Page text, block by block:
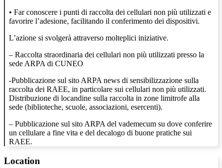
• Far conoscere i punti di raccolta dei cellulari non più utilizzati e
favorire l’adesione, facilitando il conferimento dei dispositivi.
L’azione si svolgerà attraverso molteplici iniziative.
– Raccolta straordinaria dei cellulari non più utilizzati presso la
sede ARPA di CUNEO
-Pubblicazione sul sito ARPA news di sensibilizzazione sulla
raccolta dei RAEE, in particolare sui cellulari non più utilizzati.
Distribuzione di locandine sulla raccolta in zone limitrofe alla
sede (biblioteche, scuole, associazioni, esercenti).
– Pubblicazione sul sito ARPA del vademecum su dove conferire
un cellulare a fine vita e del decalogo di buone pratiche sui
RAEE.
Location